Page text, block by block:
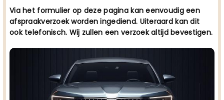
Via het formulier op deze pagina kan eenvoudig een
afspraakverzoek worden ingediend. Uiteraard kan dit
ook telefonisch. Wij zullen een verzoek altijd bevestigen.